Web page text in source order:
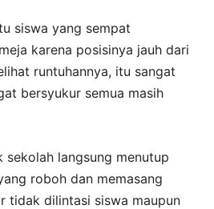
siswa yang sempat
karena posisinya jauh dari
runtuhannya, itu sangat
bersyukur semua masih
sekolah langsung menutup
roboh dan memasang
tidak dilintasi siswa maupun